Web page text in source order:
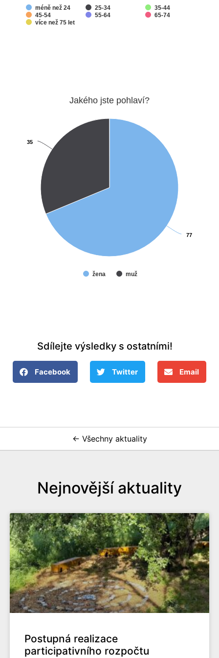
méně než 24 25-34
35-44
45-54
55-64
65-74
více než 75 let
Jakého jste pohlaví?
77
77
35
35
žena muž
Sdílejte výsledky s ostatními!
Facebook Twitter Email
← Všechny aktuality
Nejnovější aktuality
Postupná realizace
participativního rozpočtu